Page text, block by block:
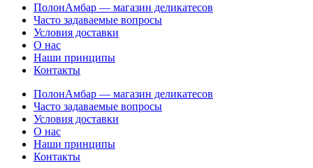
ПолонАмбар — магазин деликатесов
Часто задаваемые вопросы
Условия доставки
О нас
Наши принципы
Контакты
ПолонАмбар — магазин деликатесов
Часто задаваемые вопросы
Условия доставки
О нас
Наши принципы
Контакты